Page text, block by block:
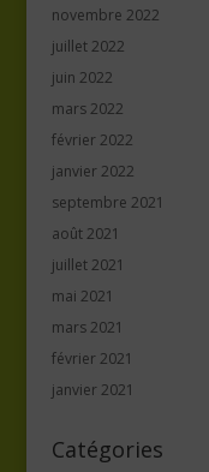
novembre 2022
juillet 2022
juin 2022
mars 2022
février 2022
janvier 2022
septembre 2021
août 2021
juillet 2021
mai 2021
mars 2021
février 2021
janvier 2021
Catégories